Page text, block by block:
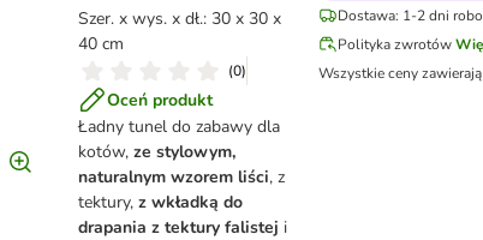
Szer. x wys. x dł.: 30 x 30 x
40 cm
(0)
Oceń produkt
Ładny tunel do zabawy dla
kotów,ze stylowym,
naturalnym wzorem liści, z
tektury,z wkładką do
drapania z tektury falistej i
Dostawa: 1-2 dni
Polityka zwrotów
Wszystkie ceny